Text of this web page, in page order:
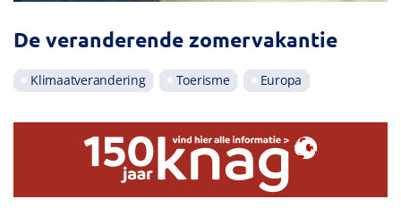
De veranderende zomervakantie
Klimaatverandering Toerisme Europa